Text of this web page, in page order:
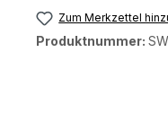
Zum Merkzettel
Produktnummer: